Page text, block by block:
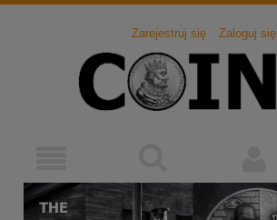
Zarejestruj się Zaloguj się